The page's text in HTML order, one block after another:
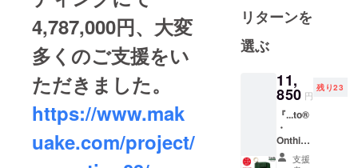
4,787,000円、大変
多くのご支援をい
ただきました。
https://www.mak
uake.com/project/
び海外での
経験値とス
キルを持
ハンドバッ
グ協会技術
認定【小物
紳士1級】及
び【小物婦
リターンを
選ぶ
11,
850 円
残り23
『...to®
・
Onthis3
』※お届
支援